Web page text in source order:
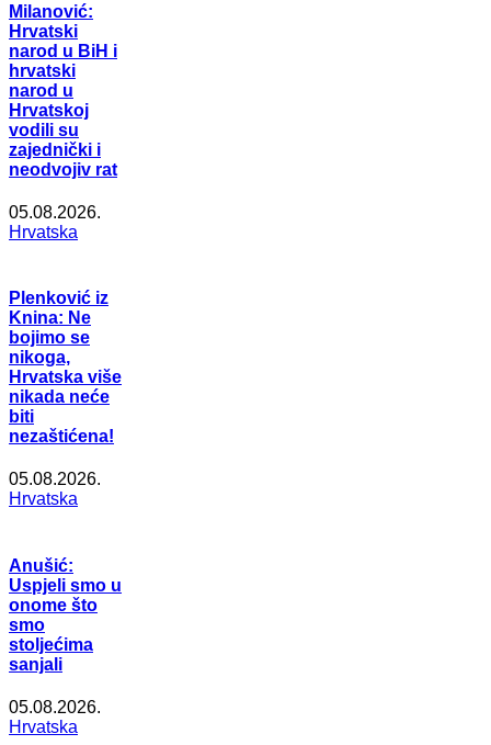
Milanović:
Hrvatski
narod u BiH i
hrvatski
narod u
Hrvatskoj
vodili su
zajednički i
neodvojiv rat
05.08.2026.
Hrvatska
Plenković iz
Knina: Ne
bojimo se
nikoga,
Hrvatska više
nikada neće
biti
nezaštićena!
05.08.2026.
Hrvatska
Anušić:
Uspjeli smo u
onome što
smo
stoljećima
sanjali
05.08.2026.
Hrvatska